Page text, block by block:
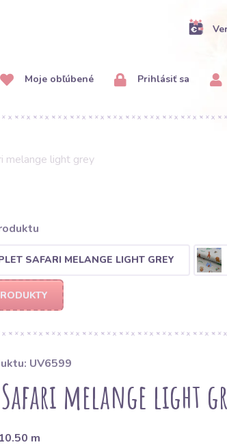
Moje obľúbené Prihlásiť sa
melange light grey
SAFARI MELANGE LIGHT GREY
UV6599
melange light
10.50 m